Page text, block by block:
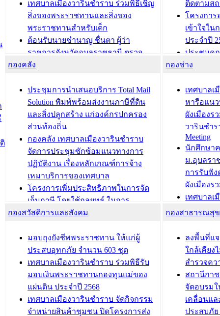
เทศบาลเมืองวารินชำราบ ร่วมพิธีเชิญ
สิ่งของพระราชทานและสิ่งของ
พระราชทานสำหรับเด็ก
ต้อนรับนายชำนาญ ชื่นตา ผู้ว่า
ราชการจังหวัดอุบลราชธานี ตรวจ
ความเรียบร้อยของสถานที่ในการเตรี
องคมนตรี
สำนักทะเบียนท้องถิ่นเทศบาลเมือง
วารินชำราบ ดำเนินการมอบทะเบียน
บ้าน ทร.14 และบัตรประจำตัว
ประชาชนบุคคลประเภท 8 แก่บุคคลที่
ได้รับการเพิ่มชื่อในทะเบียนบ้าน
(ท.ร.14) กรณีคนไม่มีสัญชาติไทยได้รับ
อนุญาตให้มีถิ่นที่อยู่
ประชุมคณะกรรมการประเมินผลการ
ควบคุมภายในของ สำนัก/กอง/
โรงเรียน/ศูนย์พัฒนาเด็กเล็ก/สถานธนา
บทความ อื่นๆ ...
ติดตามส
โครงกา
เข้าใจใน
ประจำปี
ประชุมค
ความเสี่ย
ประชุมที
ชีวา สร้า
ขับเคลื่อน
“เมืองแห่
บทความ อื่นๆ ...
กองคลัง
ประชุมการนำเสนอบริการ Total Mail
Solution พิมพ์พร้อมส่งงานภาษีที่ดิน
และสิ่งปลูกสร้าง แก่องค์กรปกครอง
ส่วนท้องถิ่น
กองคลัง เทศบาลเมืองวารินชำราบ
จัดการประชุมซักซ้อมแนวทางการ
ปฏิบัติงาน เรื่องหลักเกณฑ์การจ้าง
เหมาบริการของเทศบาล
โครงการเพิ่มประสิทธิภาพในการจัด
เก็บภาษี โดยใช้กลยุทธ์ ในการ
พัฒนาการจัดเก็บรายได้ ประจำปี พ.ศ.
เทศบาลเมืองวารินชำราบ ร่วมการ
ประชุมวิชาการระดับนานาชาติและ
นิทรรศการด้านนวัตกรรมท้องถิ่น 2568
และรับรางวัลทีมนักวิจัยดีเด่นจาก
นวัตกรรมโครงการทะเบียนภาษีป้าย
ประชุมผู้เช่าอาคารพาณิชย์ บริเวณ
ถนนเกษมสุขและถนนประทุมเทพภักดี
กองช่าง
เทศบาลเ
หารือแน
ผังเมืองร
วารินชำร
Meeting
นักศึกษา
ม.อุบลรา
การรับฟั
ผังเมืองร
เทศบาลเ
โครงการ
เทศบาล
รับฟังคว
ผังเมือง
วารินชำ
เทศบาล
ซักซ้อมแ
ประโยช
กองสวัสดิการและสังคม
มอบถุงยังชีพพระราชทาน ให้แก่ผู้
ประสบอุทกภัย จำนวน 603 ชุด
เทศบาลเมืองวารินชำราบ ร่วมพิธีรับ
มอบเงินพระราชทานกองทุนแม่ของ
แผ่นดิน ประจำปี 2568
เทศบาลเมืองวารินชำราบ จัดกิจกรรม
จำหน่ายสินค้าชุมชน ปิดโครงการส่ง
กองสาธารณสุ
ลงพื้นที่แ
ใกล้เคียง
สำรวจค
สถานีกา
จัดอบรม
เคลื่อนแ
ประสบภั